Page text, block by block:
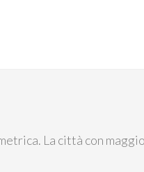
La città con